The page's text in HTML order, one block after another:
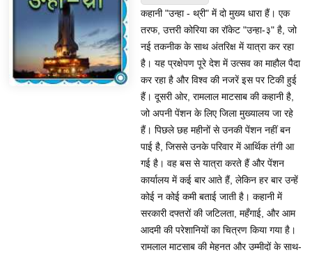
कहानी "उन्हा - थ्री" में दो मुख्य धारा हैं। एक
तरफ, उत्तरी कोरिया का रॉकेट "उन्हा-३" है, जो
नई तकनीक के साथ अंतरिक्ष में यात्रा कर रहा
है। यह प्रक्षेपण पूरे देश में उत्सव का माहौल पैदा
कर रहा है और विश्व की नजरें इस पर टिकी हुई
हैं। दूसरी ओर, रामलाल माटसाब की कहानी है,
जो अपनी पेंशन के लिए जिला मुख्यालय जा रहे
हैं। पिछले छह महीनों से उनकी पेंशन नहीं बन
पाई है, जिससे उनके परिवार में आर्थिक तंगी आ
गई है। वह बस से यात्रा करते हैं और पेंशन
कार्यालय में कई बार आते हैं, लेकिन हर बार उन्हें
कोई न कोई कमी बताई जाती है। कहानी में
सरकारी दफ्तरों की जटिलता, महँगाई, और आम
आदमी की परेशानियों का चित्रण किया गया है।
रामलाल माटसाब की मेहनत और उम्मीदों के साथ-